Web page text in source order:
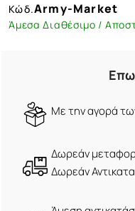
Κώδ.Army-Market
Άμεσα Διαθέσιμο /
Mε την αγορά
Δωρεάν
Δωρεάν